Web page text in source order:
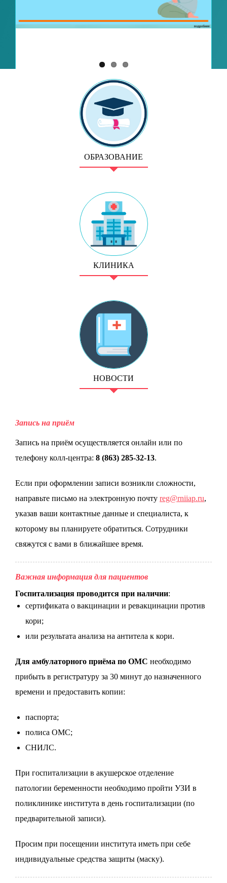
Next
ОБРАЗОВАНИЕ
КЛИНИКА
НОВОСТИ
Запись на приём
Запись на приём осуществляется онлайн или по
телефону колл-центра: 8 (863) 285-32-13.
Если при оформлении записи возникли сложности,
направьте письмо на электронную почту reg@rniiap.ru,
указав ваши контактные данные и специалиста, к
которому вы планируете обратиться. Сотрудники
свяжутся с вами в ближайшее время.
Важная информация для пациентов
Госпитализация проводится при наличии:
сертификата о вакцинации и ревакцинации против
кори;
или результата анализа на антитела к кори.
Для амбулаторного приёма по ОМС необходимо
прибыть в регистратуру за 30 минут до назначенного
времени и предоставить копии:
паспорта;
полиса ОМС;
СНИЛС.
При госпитализации в акушерское отделение
патологии беременности необходимо пройти УЗИ в
поликлинике института в день госпитализации (по
предварительной записи).
Просим при посещении института иметь при себе
индивидуальные средства защиты (маску).